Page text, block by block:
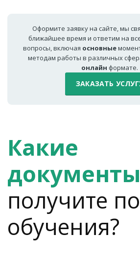
ЗАКАЗАТЬ
Оформите заявку на сайте, мы
ближайшее время и ответим на
вопросы, включая основные
методам работы в различных
онлайн формате.
Какие
документы
получите
обучения?